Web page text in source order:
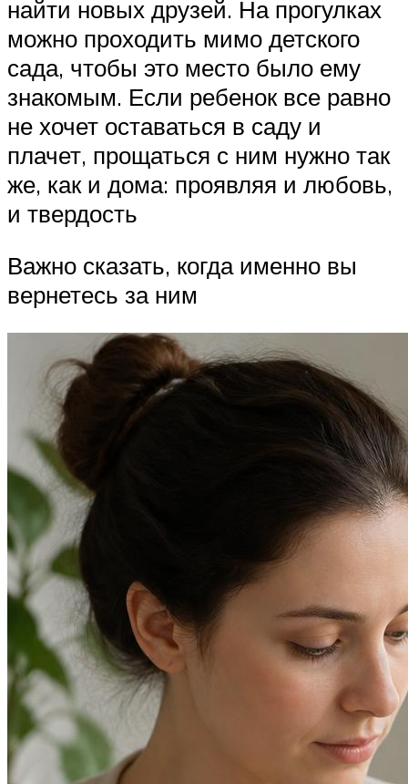
найти новых друзей. На прогулках
можно проходить мимо детского
сада, чтобы это место было ему
знакомым. Если ребенок все равно
не хочет оставаться в саду и
плачет, прощаться с ним нужно так
же, как и дома: проявляя и любовь,
и твердость
Важно сказать, когда именно вы
вернетесь за ним